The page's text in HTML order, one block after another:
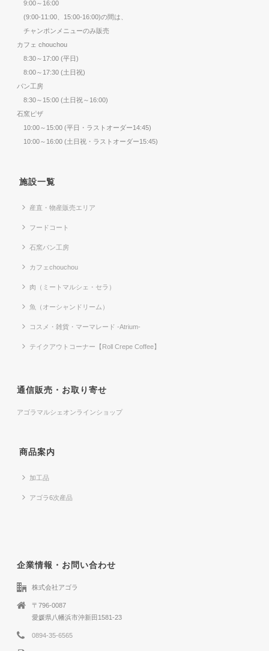
9:00～16:00
(9:00-11:00、15:00-16:00)の間は、
チャンポンメニューのみ販売
カフェ chouchou
8:30～17:00 (平日)
8:00～17:30 (土日祝)
パン工房
8:30～15:00 (土日祝～16:00)
石窯ピザ
10:00～15:00 (平日・ラストオーダー14:45)
10:00～16:00 (土日祝・ラストオーダー15:45)
施設一覧
産直・物産販売エリア
フードコート
石窯パン工房
カフェchouchou
肉（ミートマルシェ・セラ）
魚（オーシャンドリーム）
コスメ・雑貨・マーマレード -Atrium-
テイクアウトコーナー【Roll Crepe Coffee】
通信販売・お取り寄せ
アゴラマルシェオンラインショップ
商品案内
加工品
アゴラ6次産品
企業情報・お問い合わせ
株式会社アゴラ
〒796-0087
愛媛県八幡浜市沖新田1581-23
0894-35-6565